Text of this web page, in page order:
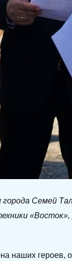
Семей
наших героев,